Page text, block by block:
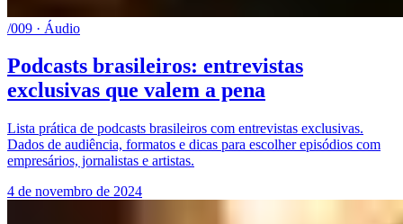
/009 · Áudio
Podcasts brasileiros: entrevistas
exclusivas que valem a pena
Lista prática de podcasts brasileiros com entrevistas exclusivas.
Dados de audiência, formatos e dicas para escolher episódios com
empresários, jornalistas e artistas.
4 de novembro de 2024